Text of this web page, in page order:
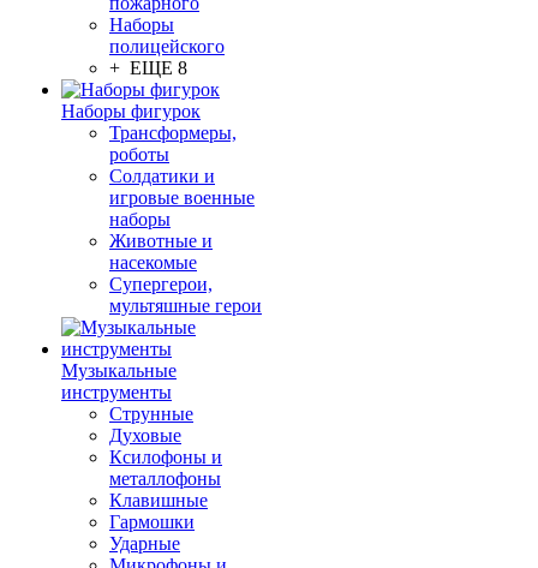
Наборы
полицейского
+ ЕЩЕ 8
Наборы фигурок
Трансформеры,
роботы
Солдатики и
игровые военные
наборы
Животные и
насекомые
Супергерои,
мультяшные герои
Музыкальные
инструменты
Струнные
Духовые
Ксилофоны и
металлофоны
Клавишные
Гармошки
Ударные